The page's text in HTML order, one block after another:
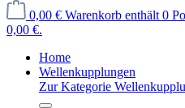
0,00 € Warenkorb enthält 0
0,00 €.
Home
Wellenkupplungen
Zur Kategorie